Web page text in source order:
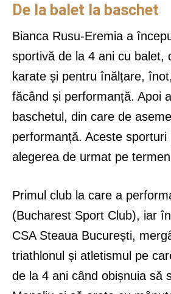
De la balet la baschet
Bianca Rusu-Eremia a
sportivă de la 4 ani cu balet,
karate și pentru înălțare,
făcând și performanță. Apoi
baschetul, din care de
performanță. Aceste
alegerea de urmat pe
Primul club la care a
(Bucharest Sport Club), iar
CSA Steaua București,
triathlonul și atletismul pe
de la 4 ani când obișnuia să